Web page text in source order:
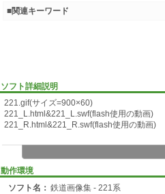
ソフト詳細説明
221.gif(サイズ=900×60)
221_L.html&221_L.swf(flash使用の動画)
221_R.html&221_R.swf(flash使用の動画)
動作環境
ソフト名： 鉄道画像集 - 221系
■関連キーワード